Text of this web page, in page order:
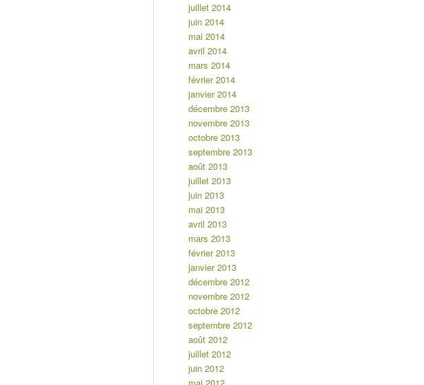
juillet 2014
juin 2014
mai 2014
avril 2014
mars 2014
février 2014
janvier 2014
décembre 2013
novembre 2013
octobre 2013
septembre 2013
août 2013
juillet 2013
juin 2013
mai 2013
avril 2013
mars 2013
février 2013
janvier 2013
décembre 2012
novembre 2012
octobre 2012
septembre 2012
août 2012
juillet 2012
juin 2012